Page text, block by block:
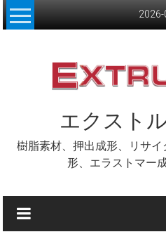
Skip
to
エクスト
樹脂素材、押出成形、リサ
形、エラストマー